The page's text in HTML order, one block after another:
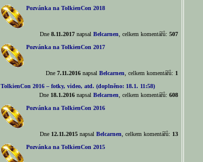
Pozvánka na TolkienCon 2018
Dne 8.11.2017napsal Belcarnen , celkem komentářů: 507
Pozvánka na TolkienCon 2017
Dne 7.11.2016napsal Belcarnen , celkem komentářů: 1
TolkienCon 2016 – fotky, video, atd. (doplněno: 18.1. 11:58)
Dne 18.1.2016napsal Belcarnen , celkem komentářů: 608
Pozvánka na TolkienCon 2016
Dne 12.11.2015napsal Belcarnen , celkem komentářů: 13
Pozvánka na TolkienCon 2015